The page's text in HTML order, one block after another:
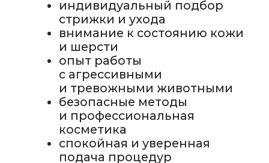
Персональная страница питомника
Стать соавтором или экспертом
Спонсорство или реклама
Продвижение клиники
#КогтотекаИстория
История на лапках
Юридическая информация
rus2project@gmail.com
+7 (920) 028-22-48
Создание, поддержка
и продвижение сайтов